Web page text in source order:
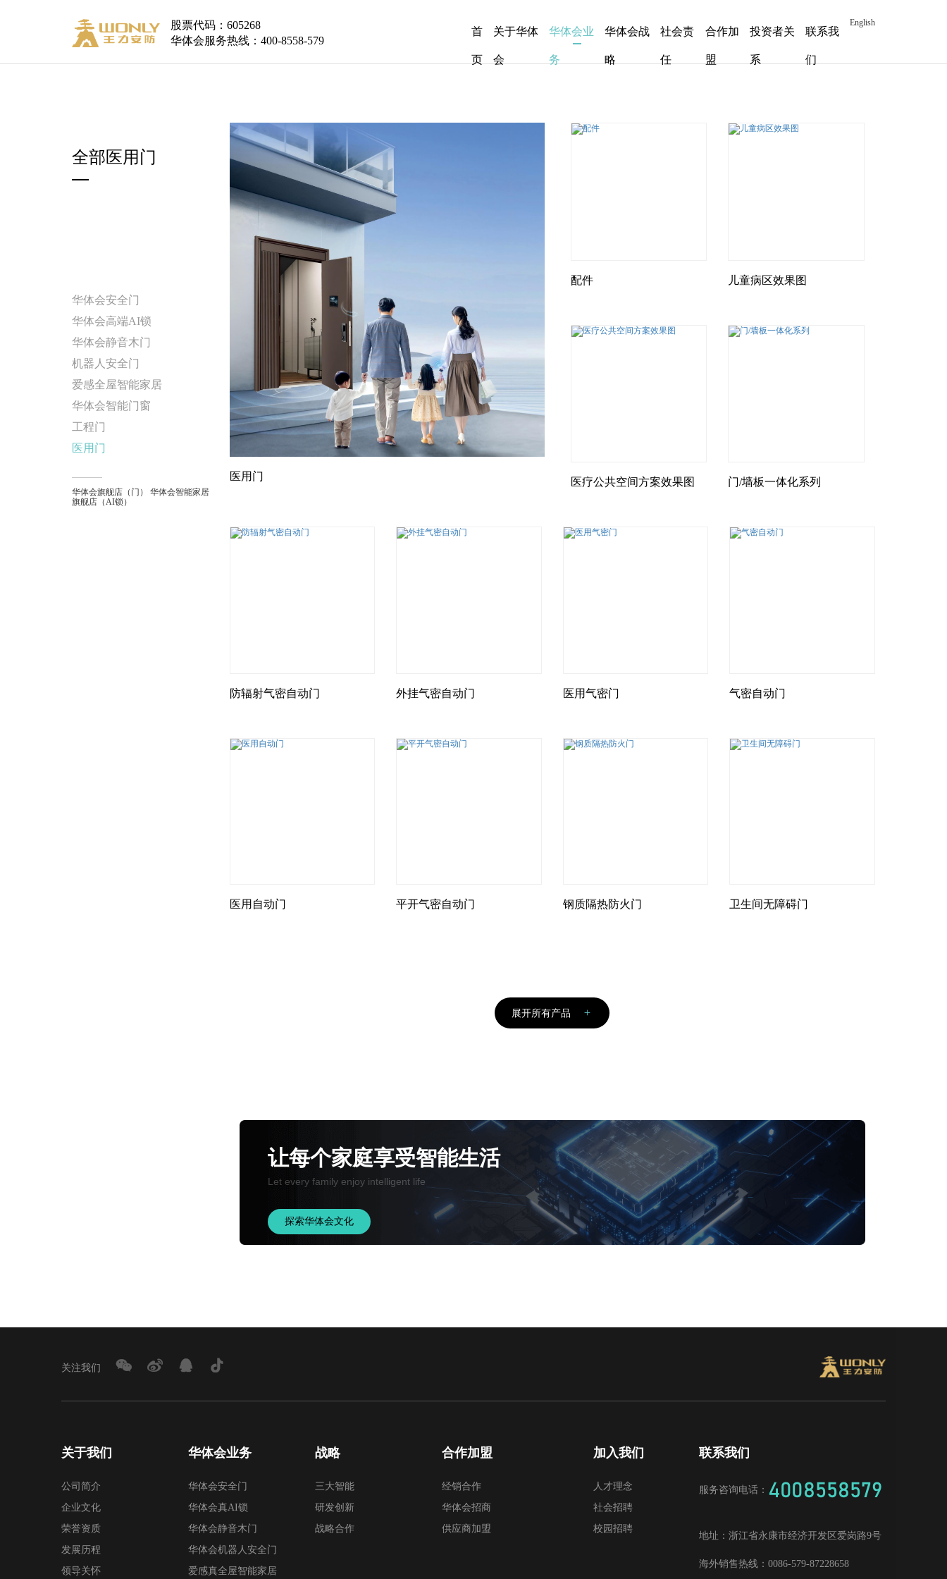
股票代码：605268
华体会服务热线：400-8558-579
首
页
关于华体
会
华体会业
务
华体会战
略
社会责
任
合作加
盟
投资者关
系
联系我
们
English
全部医用门
华体会安全门
华体会高端AI锁
华体会静音木门
机器人安全门
爱感全屋智能家居
华体会智能门窗
工程门
医用门
华体会旗舰店（门）
华体会智能家居
旗舰店（AI锁）
医用门
配件 儿童病区效果图
医疗公共空间方案效果图 门/墙板一体化系列
防辐射气密自动门 外挂气密自动门 医用气密门 气密自动门
医用自动门 平开气密自动门 钢质隔热防火门 卫生间无障碍门
展开所有产品
让每个家庭享受智能生活
Let every family enjoy intelligent life
探索华体会文化
关注我们
关于我们
公司简介
企业文化
荣誉资质
发展历程
领导关怀
华体会业务
华体会安全门
华体会真AI锁
华体会静音木门
华体会机器人安全门
爱感真全屋智能家居
战略
三大智能
研发创新
战略合作
合作加盟
经销合作
华体会招商
供应商加盟
加入我们
人才理念
社会招聘
校园招聘
联系我们
服务咨询电话： 4008558579
地址：浙江省永康市经济开发区爱岗路9号
海外销售热线：0086-579-87228658